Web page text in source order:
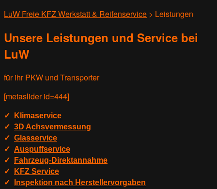
LuW Freie KFZ Werkstatt & Reifenservice > Leistungen
Unsere Leistungen und Service bei
LuW
für ihr PKW und Transporter
[metaslider id=444]
✓
Klimaservice
✓ 3D Achsvermessung
✓ Glasservice
✓ Auspuffservice
✓
Fahrzeug-Direktannahme
✓
KFZ Service
✓
Inspektion nach Herstellervorgaben